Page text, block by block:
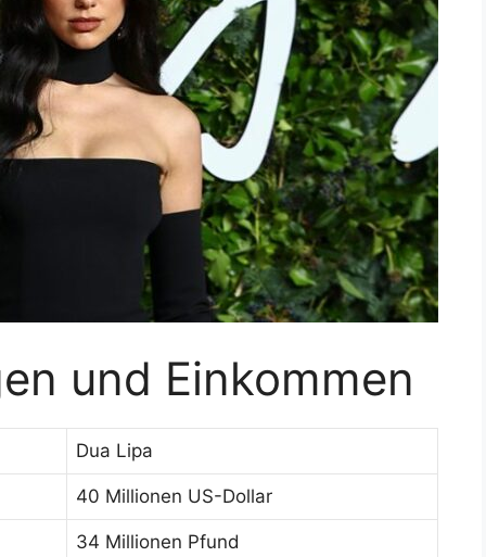
und Einkommen
Dua Lipa
40 Millionen US-Dollar
34 Millionen Pfund